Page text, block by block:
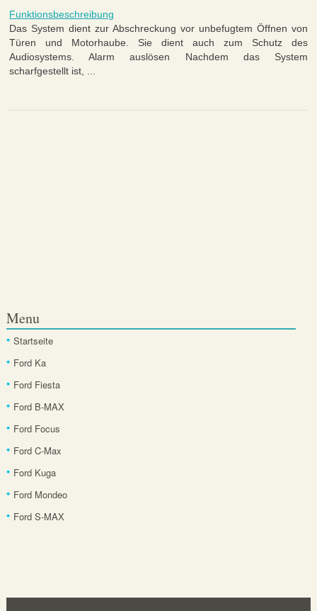
Funktionsbeschreibung
Das System dient zur Abschreckung vor unbefugtem Öffnen von
Türen und Motorhaube. Sie dient auch zum Schutz des
Audiosystems. Alarm auslösen Nachdem das System
scharfgestellt ist, ...
Menu
Startseite
Ford Ka
Ford Fiesta
Ford B-MAX
Ford Focus
Ford C-Max
Ford Kuga
Ford Mondeo
Ford S-MAX